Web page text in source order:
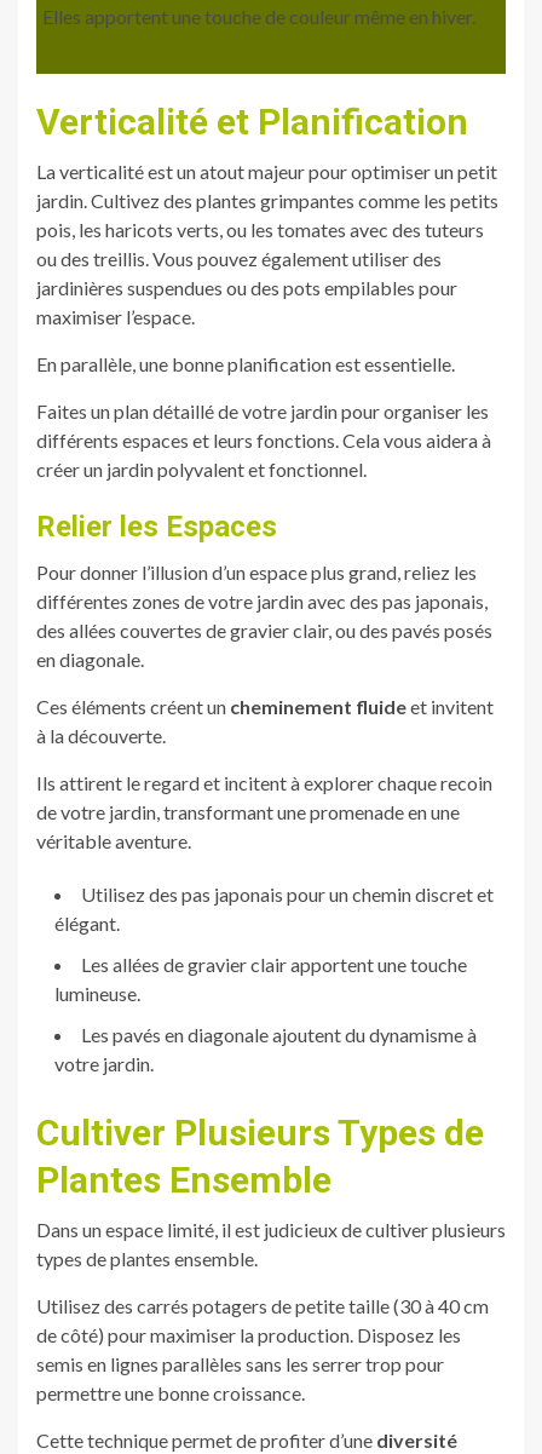
Elles apportent une touche de couleur même en hiver.
Verticalité et Planification
La verticalité est un atout majeur pour optimiser un petit
jardin. Cultivez des plantes grimpantes comme les petits
pois, les haricots verts, ou les tomates avec des tuteurs
ou des treillis. Vous pouvez également utiliser des
jardinières suspendues ou des pots empilables pour
maximiser l’espace.
En parallèle, une bonne planification est essentielle.
Faites un plan détaillé de votre jardin pour organiser les
différents espaces et leurs fonctions. Cela vous aidera à
créer un jardin polyvalent et fonctionnel.
Relier les Espaces
Pour donner l’illusion d’un espace plus grand, reliez les
différentes zones de votre jardin avec des pas japonais,
des allées couvertes de gravier clair, ou des pavés posés
en diagonale.
Ces éléments créent un cheminement fluideet invitent
à la découverte.
Ils attirent le regard et incitent à explorer chaque recoin
de votre jardin, transformant une promenade en une
véritable aventure.
Utilisez des pas japonais pour un chemin discret et
élégant.
Les allées de gravier clair apportent une touche
lumineuse.
Les pavés en diagonale ajoutent du dynamisme à
votre jardin.
Cultiver Plusieurs Types de
Plantes Ensemble
Dans un espace limité, il est judicieux de cultiver plusieurs
types de plantes ensemble.
Utilisez des carrés potagers de petite taille (30 à 40 cm
de côté) pour maximiser la production. Disposez les
semis en lignes parallèles sans les serrer trop pour
permettre une bonne croissance.
Cette technique permet de profiter d’une diversité